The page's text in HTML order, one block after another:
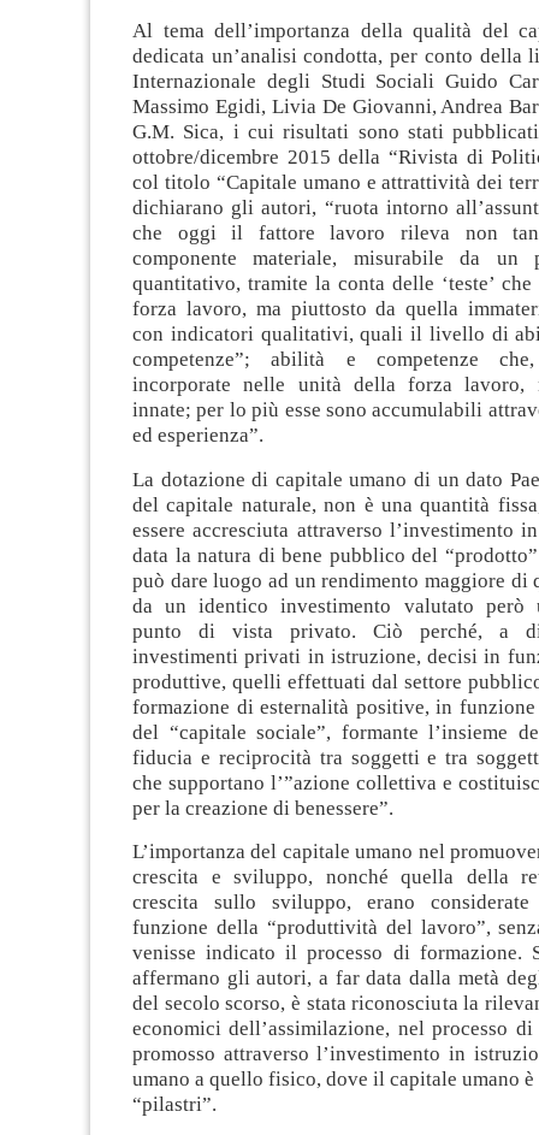
Al tema dell’importanza della qualità del
dedicata un’analisi condotta, per conto della
Internazionale degli Studi Sociali Guido
Massimo Egidi, Livia De Giovanni, Andrea
G.M. Sica, i cui risultati sono stati
ottobre/dicembre 2015 della “Rivista di
col titolo “Capitale umano e attrattività dei
dichiarano gli autori, “ruota intorno
che oggi il fattore lavoro rileva non
componente materiale, misurabile da
quantitativo, tramite la conta delle ‘teste’
forza lavoro, ma piuttosto da quella
con indicatori qualitativi, quali il livello di
competenze”; abilità e competenze
incorporate nelle unità della forza lavoro,
innate; per lo più esse sono accumulabili
ed esperienza”.
La dotazione di capitale umano di un dato
del capitale naturale, non è una quantità
essere accresciuta attraverso l’investimento
data la natura di bene pubblico del
può dare luogo ad un rendimento maggiore di
da un identico investimento valutato però
punto di vista privato. Ciò perché, a
investimenti privati in istruzione, decisi in
produttive, quelli effettuati dal settore
formazione di esternalità positive, in
del “capitale sociale”, formante l’insieme
fiducia e reciprocità tra soggetti e tra
che supportano l’”azione collettiva e
per la creazione di benessere”.
L’importanza del capitale umano nel
crescita e sviluppo, nonché quella della
crescita sullo sviluppo, erano
funzione della “produttività del lavoro”,
venisse indicato il processo di formazione.
affermano gli autori, a far data dalla metà
del secolo scorso, è stata riconosciuta la
economici dell’assimilazione, nel processo di
promosso attraverso l’investimento in
umano a quello fisico, dove il capitale umano è
“pilastri”.